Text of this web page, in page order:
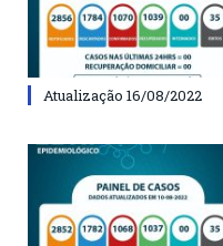
Atualização 16/08/2022